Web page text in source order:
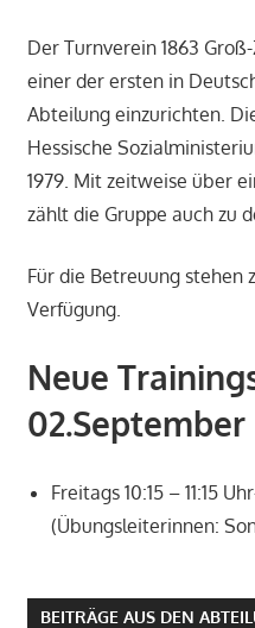
Der Turnverein 1863
einer der ersten in
Abteilung einzurichten.
Hessische
1979. Mit zeitweise über
zählt die Gruppe auch zu
Für die Betreuung stehen
Verfügung.
Neue
02.September
Freitags 10:15 – 11:15
(Übungsleiterinnen:
BEITRÄGE AUS DEN